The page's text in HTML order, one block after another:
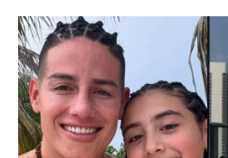
EMISIÓN 11:30 PM